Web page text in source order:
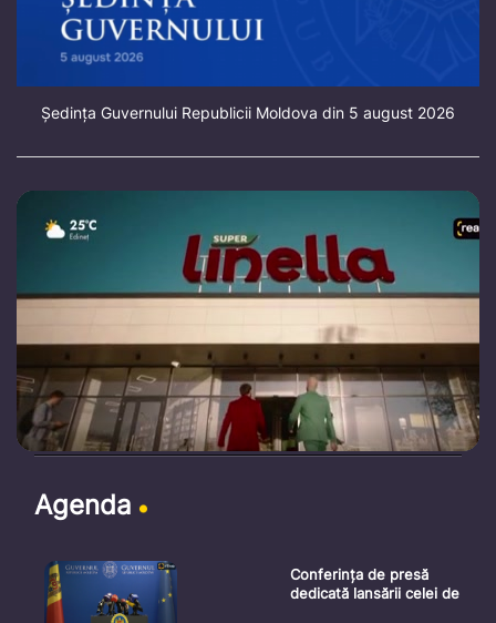
Ședința Guvernului Republicii Moldova din 5 august 2026
Agenda
Conferința de presă
dedicată lansării celei de